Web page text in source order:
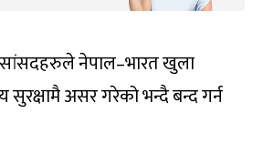
सांसदहरुले नेपाल–भारत खुला
सुरक्षामै असर गरेको भन्दै बन्द गर्न